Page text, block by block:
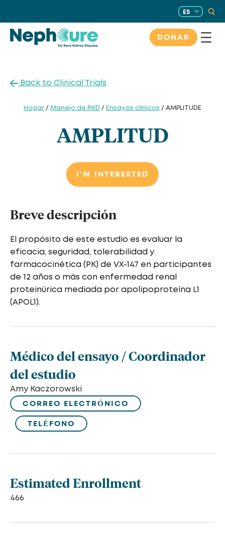
contenido
ES
DONAR
Back to Clinical Trials
Hogar / Manejo de RKD / Ensayos clínicos / AMPLITUDE
AMPLITUD
I'M INTERESTED
Breve descripción
El propósito de este estudio es evaluar la
eficacia, seguridad, tolerabilidad y
farmacocinética (PK) de VX-147 en participantes
de 12 años o más con enfermedad renal
proteinúrica mediada por apolipoproteína L1
(APOL1).
Médico del ensayo / Coordinador
del estudio
Amy Kaczorowski
CORREO ELECTRÓNICO
TELÉFONO
Estimated Enrollment
466